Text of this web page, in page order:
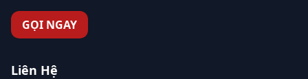
GỌI NGAY
Liên Hệ